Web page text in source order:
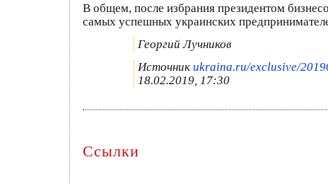
В общем, после избрания президентом
самых успешных украинских
Георгий Лучников
Источник ukraina.ru/exclusive/
18.02.2019, 17:30
Ссылки